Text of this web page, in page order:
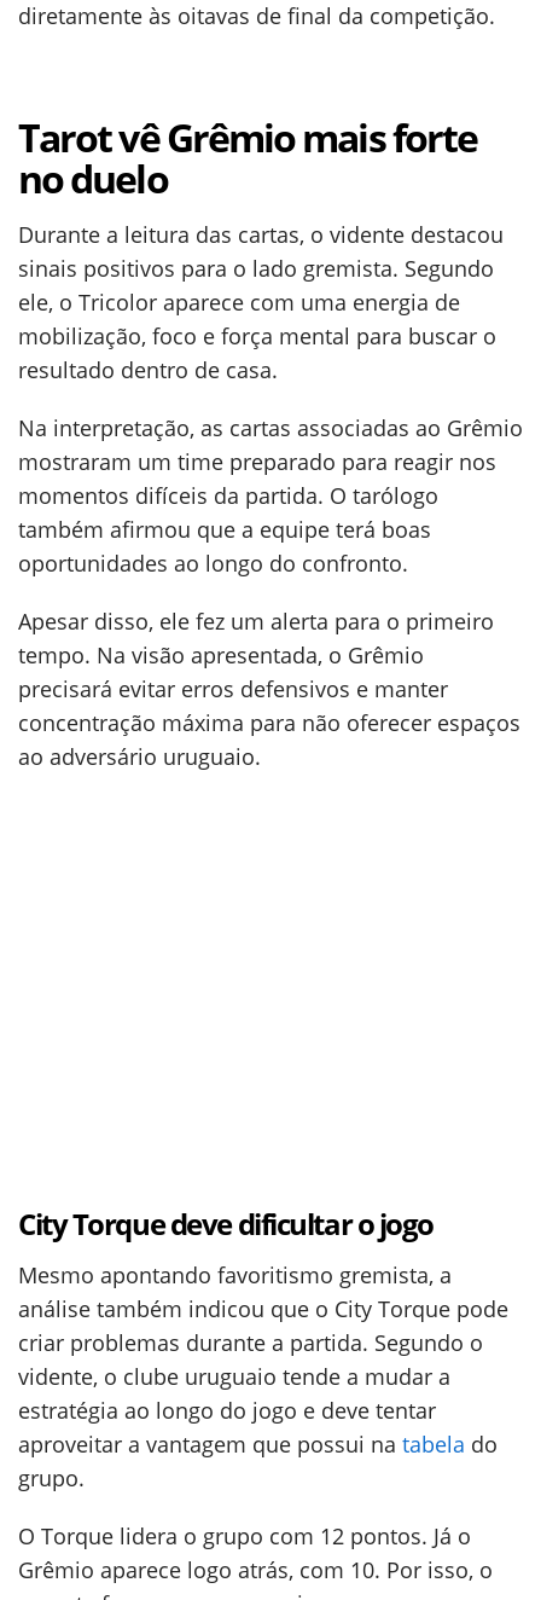
diretamente às oitavas de final da competição.
Tarot vê Grêmio mais forte
no duelo
Durante a leitura das cartas, o vidente destacou
sinais positivos para o lado gremista. Segundo
ele, o Tricolor aparece com uma energia de
mobilização, foco e força mental para buscar o
resultado dentro de casa.
Na interpretação, as cartas associadas ao Grêmio
mostraram um time preparado para reagir nos
momentos difíceis da partida. O tarólogo
também afirmou que a equipe terá boas
oportunidades ao longo do confronto.
Apesar disso, ele fez um alerta para o primeiro
tempo. Na visão apresentada, o Grêmio
precisará evitar erros defensivos e manter
concentração máxima para não oferecer espaços
ao adversário uruguaio.
City Torque deve dificultar o jogo
Mesmo apontando favoritismo gremista, a
análise também indicou que o City Torque pode
criar problemas durante a partida. Segundo o
vidente, o clube uruguaio tende a mudar a
estratégia ao longo do jogo e deve tentar
aproveitar a vantagem que possui na tabela do
grupo.
O Torque lidera o grupo com 12 pontos. Já o
Grêmio aparece logo atrás, com 10. Por isso, o